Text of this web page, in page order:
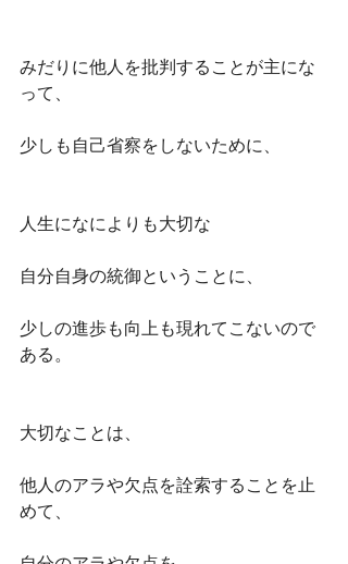
みだりに他人を批判することが主にな
って、
少しも自己省察をしないために、
人生になによりも大切な
自分自身の統御ということに、
少しの進歩も向上も現れてこないので
ある。
大切なことは、
他人のアラや欠点を詮索することを止
めて、